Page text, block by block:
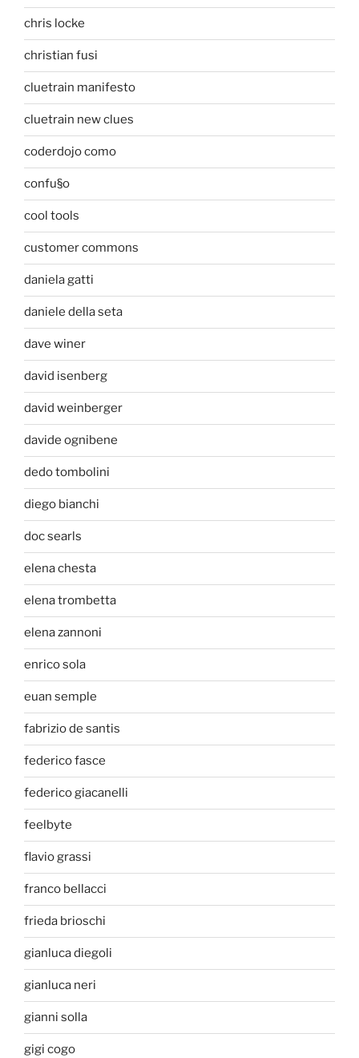
chris locke
christian fusi
cluetrain manifesto
cluetrain new clues
coderdojo como
confu§o
cool tools
customer commons
daniela gatti
daniele della seta
dave winer
david isenberg
david weinberger
davide ognibene
dedo tombolini
diego bianchi
doc searls
elena chesta
elena trombetta
elena zannoni
enrico sola
euan semple
fabrizio de santis
federico fasce
federico giacanelli
feelbyte
flavio grassi
franco bellacci
frieda brioschi
gianluca diegoli
gianluca neri
gianni solla
gigi cogo